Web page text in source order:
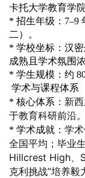
卡托大学教育学
* 招生年级：7–9
二）。
* 学校坐标：汉
成熟且学术氛围
* 学生规模：约
学术与课程体系
* 核心体系： 新
于教育科研前沿。
* 学术成就： 学
全国平均；毕业
Hillcrest High、
克利挑战”培养毅